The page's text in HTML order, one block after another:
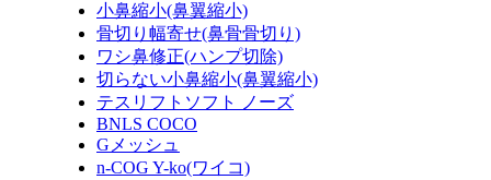
小鼻縮小(鼻翼縮小)
骨切り幅寄せ(鼻骨骨切り)
ワシ鼻修正(ハンプ切除)
切らない小鼻縮小(鼻翼縮小)
テスリフトソフト ノーズ
BNLS COCO
Gメッシュ
n-COG Y-ko(ワイコ)